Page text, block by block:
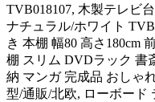
TVB018107, 木製テレビ
ナチュラル/ホワイト
き 本棚 幅80 高さ180cm
棚 スリム DVDラック 書
納 マンガ 完成品 おしゃ
型/通販/北欧, ローボード